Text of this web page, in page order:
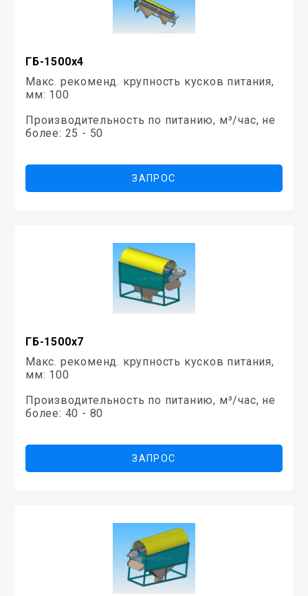
ГБ-1500х4
Макс. рекоменд. крупность кусков питания,
мм: 100
Производительность по питанию, м³/час, не
более: 25 - 50
ЗАПРОС
ГБ-1500х7
Макс. рекоменд. крупность кусков питания,
мм: 100
Производительность по питанию, м³/час, не
более: 40 - 80
ЗАПРОС